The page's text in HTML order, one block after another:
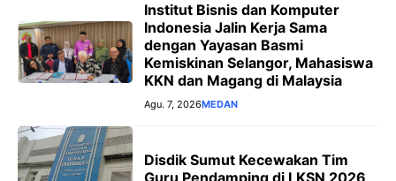
Institut Bisnis dan Komputer
Indonesia Jalin Kerja Sama
dengan Yayasan Basmi
Kemiskinan Selangor, Mahasiswa
KKN dan Magang di Malaysia
Agu. 7, 2026MEDAN
Disdik Sumut Kecewakan Tim